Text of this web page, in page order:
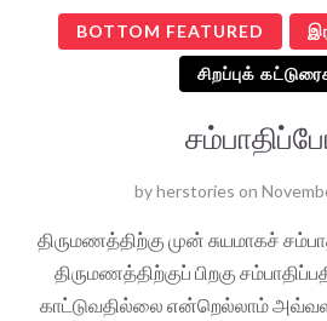
BOTTOM FEATURED
சிறப்புக்
byherstories on
திருமணத்திற்கு முன் சுயமாகச்
திருமணத்திற்குப் பிறகு
காட்டுவதில்லை என்றெல்லாம்